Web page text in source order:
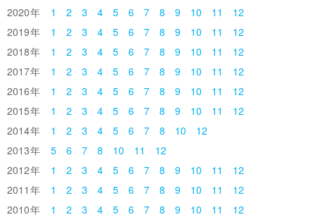
2020
1 2 3 4 5 6 7 8 9 10 11
12
2019
1 2 3 4 5 6 7 8 9 10 11
12
2018
1 2 3 4 5 6 7 8 9 10 11
12
2017
1 2 3 4 5 6 7 8 9 10 11
12
2016
1 2 3 4 5 6 7 8 9 10 11
12
2015
1 2 3 4 5 6 7 8 9 10 11
12
2014
1 2 3 4 5 6 7 8 10
12
2013
5 6 7 8 10 11
12
2012
1 2 3 4 5 6 7 8 9 10 11
12
2011
1 2 3 4 5 6 7 8 9 10 11
12
2010
1 2 3 4 5 6 7 8 9 10 11
12